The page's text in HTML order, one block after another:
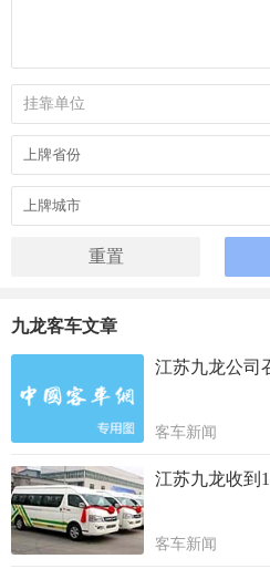
九龙客车文章
江苏九龙公司
客车新闻
江苏九龙收到
客车新闻